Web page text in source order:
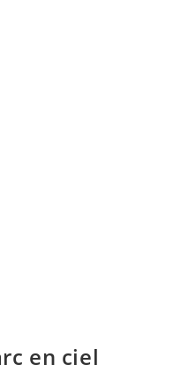
en ciel